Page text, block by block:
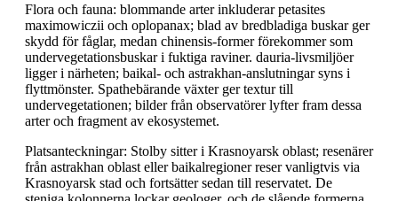
Flora och fauna: blommande arter inkluderar petasites
maximowiczii och oplopanax; blad av bredbladiga buskar ger
skydd för fåglar, medan chinensis-former förekommer som
undervegetationsbuskar i fuktiga raviner. dauria-livsmiljöer
ligger i närheten; baikal- och astrakhan-anslutningar syns i
flyttmönster. Spathebärande växter ger textur till
undervegetationen; bilder från observatörer lyfter fram dessa
arter och fragment av ekosystemet.
Platsanteckningar: Stolby sitter i Krasnoyarsk oblast; resenärer
från astrakhan oblast eller baikalregioner reser vanligtvis via
Krasnoyarsk stad och fortsätter sedan till reservatet. De